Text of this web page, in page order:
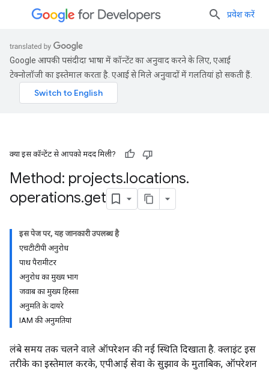
प्रवेश करें
Google आपकी पसंदीदा भाषा में कॉन्टेंट का अनुवाद करने के लिए, एआई
टेक्नोलॉजी का इस्तेमाल करता है. एआई से मिले अनुवादों में गलतियां हो सकती हैं.
क्या इस कॉन्टेंट से आपको मदद मिली?
Method: projects.locations.
operations.get
इस पेज पर, यह जानकारी उपलब्ध है
एचटीटीपी अनुरोध
पाथ पैरामीटर
अनुरोध का मुख्य भाग
जवाब का मुख्य हिस्सा
अनुमति के दायरे
IAM की अनुमतियां
लंबे समय तक चलने वाले ऑपरेशन की नई स्थिति दिखाता है. क्लाइंट इस
तरीके का इस्तेमाल करके, एपीआई सेवा के सुझाव के मुताबिक, ऑपरेशन